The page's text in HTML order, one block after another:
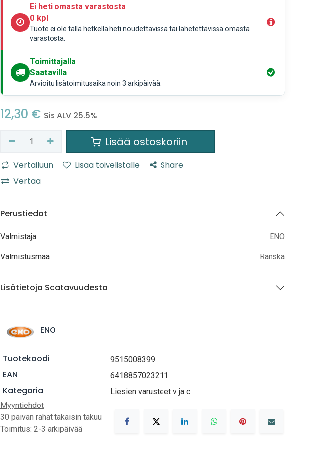
Ei heti omasta varastosta
0 kpl
Tuote ei ole tällä hetkellä heti noudettavissa tai lähetettävissä omasta
varastosta.
Toimittajalla
Saatavilla
Arvioitu lisätoimitusaika noin 3 arkipäivää.
12,30 € Sis ALV 25.5%
Lisää ostoskoriin
Vertailuun Lisää toivelistalle
Share
Vertaa
Perustiedot
Valmistaja ENO
Valmistusmaa Ranska
Lisätietoja Saatavuudesta
ENO
Tuotekoodi 9515008399
EAN 6418857023211
Kategoria
Liesien varusteet v ja c
Myyntiehdot
30 päivän rahat takaisin takuu
Toimitus: 2-3 arkipäivää